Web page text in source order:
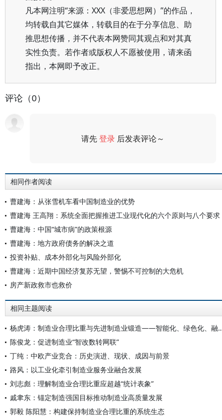
凡本网注明“来源：XXX（非爱思想网）”的作品，
均转载自其它媒体，转载目的在于分享信息、助
推思想传播，并不代表本网赞同其观点和对其真
实性负责。若作者或版权人不愿被使用，请来函
指出，本网即予改正。
评论（0）
请先登录 后发表评论～
相同作者阅读
曹建海：从张雪机车看中国制造业的优势
曹建海 王高翔：系统全面把握推进工业现代化的六个原则与八个要求
曹建海：中国“城市病”的政策根源
曹建海：地方政府债务的解决之道
投资补贴、成本外部化与风险外部化
曹建海：近期中国经济复苏无望，警惕不可控制的大危机
房产新政救市也救价
相同主题阅读
杨虎涛：制造业合理比重与先进
陈俊龙：促进制造业“智改数转网联”
丁纯：中欧产业竞合：历史演进、现状、成因与前景
路风：以工业化牵引制造业服务业融合发展
刘志彪：理解制造业合理比重应超越“统计表象”
戚聿东：锚定制造强国目标推动制造业高质量发展
郭毅 陈阳慧：构建保持制造业合理比重的系统生态